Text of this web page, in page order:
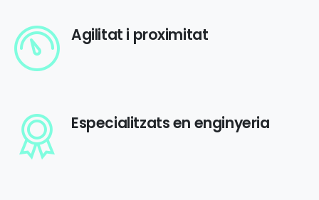
Agilitat i proximitat
Especialitzats en enginyeria